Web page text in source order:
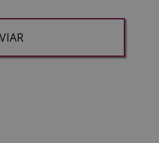
Política de Privacidad.